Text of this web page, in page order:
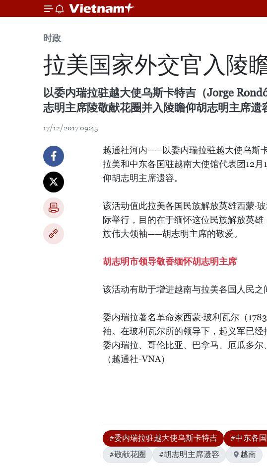
时政
拉美国家外交官入陵
以委内瑞拉驻越大使乌斯卡特吉（Jorge
志明主席陵敬献花圈并入陵瞻仰胡志明主席遗
17/12/2017 09:45
越通社河内——以委内瑞拉驻越大使乌斯
拉美和中东各国驻越南大使馆代表团12
仰胡志明主席遗容。
该活动值此拉美各国民族解放英雄西蒙·
际举行，目的在于缅怀这位民族解放英
族伟大领袖——胡志明主席的敬爱。
胡志明市领导敬香缅怀胡志明主席
该活动有助于增进越南与拉美各国人民之
委内瑞拉著名革命家西蒙·玻利瓦尔（
袖。在玻利瓦尔所的领导下，起义军已
委内瑞拉、哥伦比亚、巴拿马、厄瓜多尔
（越通社-VNA）
#委内瑞拉驻越大使乌斯卡特吉 #中东各
#敬献花圈
#胡志明主席遗容 越南